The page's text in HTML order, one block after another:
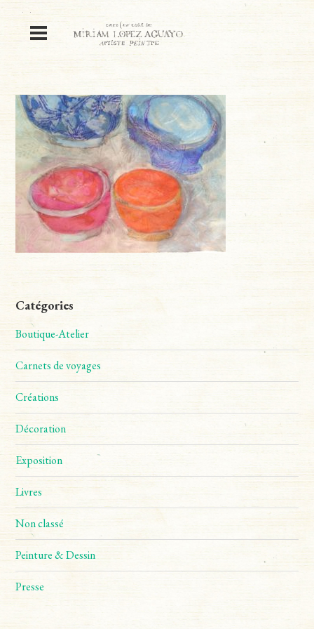
Catégories
Boutique-Atelier
Carnets de voyages
Créations
Décoration
Exposition
Livres
Non classé
Peinture & Dessin
Presse